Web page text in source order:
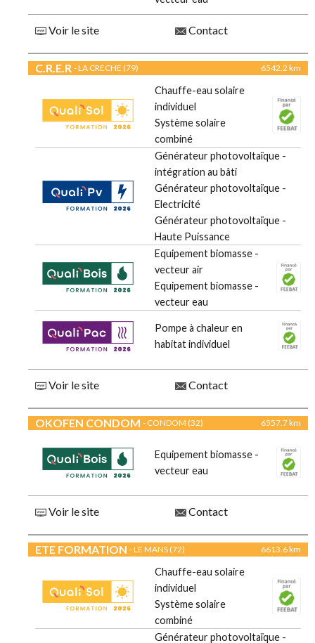
Voir le site Contact
C.R.E.R - LA CRECHE (79) 6542.2 km
Chauffe-eau solaire
individuel
Système solaire
combiné
Générateur photovoltaïque -
intégration au bâti
Générateur photovoltaïque -
Electricité
Générateur photovoltaïque -
Haute Puissance
Equipement biomasse -
vecteur air
Equipement biomasse -
vecteur eau
Pompe à chaleur en
habitat individuel
Voir le site Contact
OKOFEN CONDOM - CONDOM (32) 6557.7 km
Equipement biomasse -
vecteur eau
Voir le site Contact
ETE FORMATION - LE MANS (72) 6613.6 km
Chauffe-eau solaire
individuel
Système solaire
combiné
Générateur photovoltaïque -